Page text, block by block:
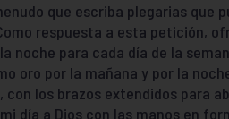
que escriba plegarias que
respuesta a esta petición,
noche para cada día de la
oro por la mañana y por la
los brazos extendidos para
día a Dios con las manos en